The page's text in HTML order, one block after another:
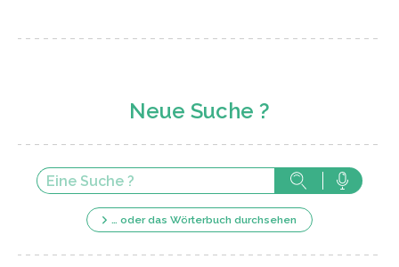
Neue Suche ?
… oder das Wörterbuch durchsehen